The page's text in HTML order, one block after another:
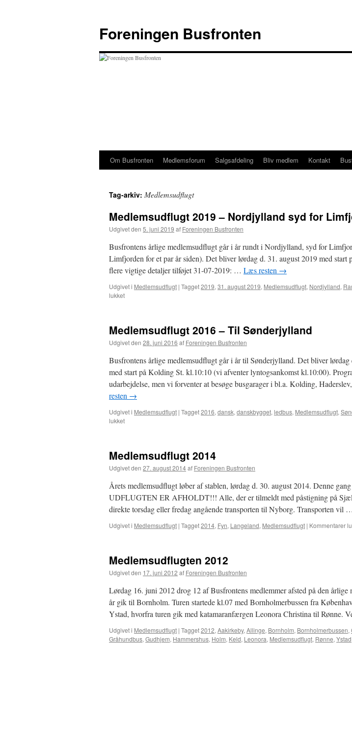
indhold
Foreningen Busfronten
Om Busfronten Medlemsforum Salgsafdeling Bliv medlem Kontakt
Tag-arkiv: Medlemsudflugt
Medlemsudflugt 2019 – Nordjylland syd for
Udgivet den 5. juni 2019 af Foreningen Busfronten
Busfrontens årlige medlemsudflugt går i år rundt i Nordjylland, syd for
Limfjorden for et par år siden). Det bliver lørdag d. 31. august 2019 med start
flere vigtige detaljer tilføjet 31-07-2019: … Læs resten →
Udgivet i Medlemsudflugt | Tagget2019, 31. august 2019, Medlemsudflugt, Nordjylland,
lukkettil
Nordjylland
syd
for
Limfjorden
Medlemsudflugt 2016 – Til Sønderjylland
Udgivet den 28. juni 2016 af Foreningen Busfronten
Busfrontens årlige medlemsudflugt går i år til Sønderjylland. Det bliver lørdag
med start på Kolding St. kl.10:10 (vi afventer lyntogsankomst kl.10:00).
udarbejdelse, men vi forventer at besøge busgarager i bl.a. Kolding,
resten →
Udgivet i Medlemsudflugt | Tagget2016, dansk, danskbygget, ledbus, Medlemsudflugt,
lukkettil
Til
Sønderjylland
Medlemsudflugt 2014
Udgivet den 27. august 2014af Foreningen Busfronten
Årets medlemsudflugt løber af stablen, lørdag d. 30. august 2014. Denne
UDFLUGTEN ER AFHOLDT!!! Alle, der er tilmeldt med påstigning på
direkte torsdag eller fredag angående transporten til Nyborg. Transporten vil …
Udgivet i Medlemsudflugt | Tagget2014, Fyn, Langeland, Medlemsudflugt | Kommentarer
Medlemsudflugten 2012
Udgivet den 17. juni 2012 af Foreningen Busfronten
Lørdag 16. juni 2012 drog 12 af Busfrontens medlemmer afsted på den årlige
år gik til Bornholm. Turen startede kl.07 med Bornholmerbussen fra
Ystad, hvorfra turen gik med katamaranfærgen Leonora Christina til Rønne.
Udgivet i Medlemsudflugt | Tagget2012, Aakirkeby, Allinge, Bornholm, Bornholmerbussen,
Gråhundbus, Gudhjem, Hammershus, Holm, Keld, Leonora, Medlemsudflugt, Rønne, Ystad